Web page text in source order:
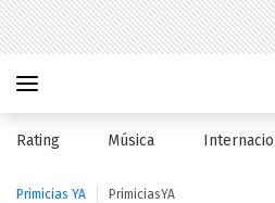
Rating Música
Primicias YA PrimiciasYA